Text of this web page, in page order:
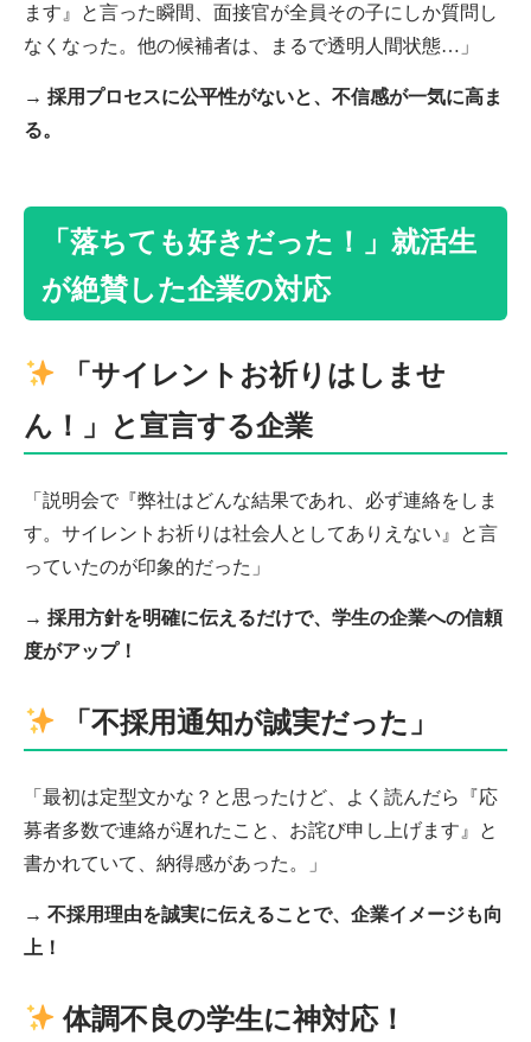
ます』と言った瞬間、面接官が全員その子にしか質問し
なくなった。他の候補者は、まるで透明人間状態…」
→ 採用プロセスに公平性がないと、不信感が一気に高ま
る。
「落ちても好きだった！」就活生
が絶賛した企業の対応
「サイレントお祈りはしませ
ん！」と宣言する企業
「説明会で『弊社はどんな結果であれ、必ず連絡をしま
す。サイレントお祈りは社会人としてありえない』と言
っていたのが印象的だった」
→ 採用方針を明確に伝えるだけで、学生の企業への信頼
度がアップ！
「不採用通知が誠実だった」
「最初は定型文かな？と思ったけど、よく読んだら『応
募者多数で連絡が遅れたこと、お詫び申し上げます』と
書かれていて、納得感があった。」
→ 不採用理由を誠実に伝えることで、企業イメージも向
上！
体調不良の学生に神対応！